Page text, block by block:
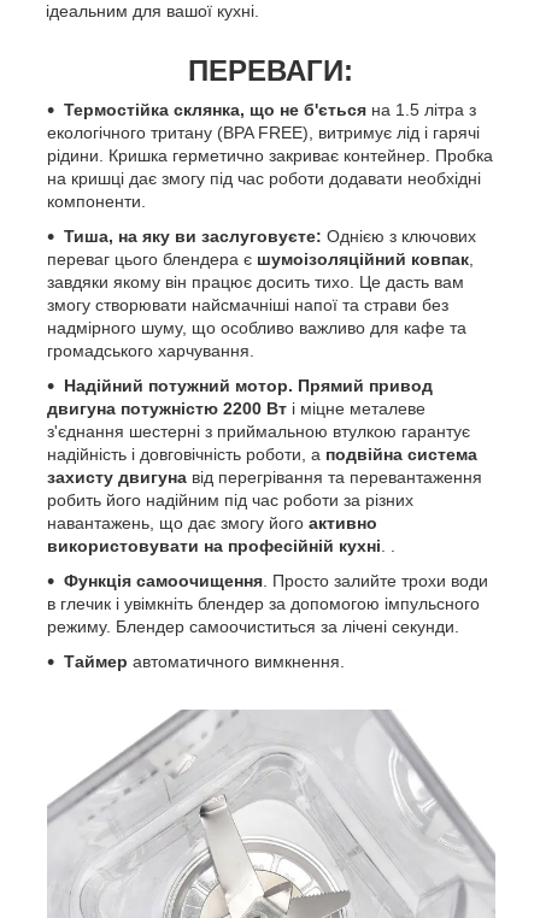
ідеальним для вашої кухні.
ПЕРЕВАГИ:
Термостійка склянка, що не б'ється на 1.5 літра з
екологічного тритану (BPA FREE), витримує лід і гарячі
рідини. Кришка герметично закриває контейнер. Пробка
на кришці дає змогу під час роботи додавати необхідні
компоненти.
Тиша, на яку ви заслуговуєте: Однією з ключових
переваг цього блендера є шумоізоляційний ковпак,
завдяки якому він працює досить тихо. Це дасть вам
змогу створювати найсмачніші напої та страви без
надмірного шуму, що особливо важливо для кафе та
громадського харчування.
Надійний потужний мотор. Прямий привод
двигуна потужністю 2200 Вт і міцне металеве
з'єднання шестерні з приймальною втулкою гарантує
надійність і довговічність роботи, а подвійна система
захисту двигуна від перегрівання та перевантаження
робить його надійним під час роботи за різних
навантажень, що дає змогу його активно
використовувати на професійній кухні. .
Функція самоочищення. Просто залийте трохи води
в глечик і увімкніть блендер за допомогою імпульсного
режиму. Блендер самоочиститься за лічені секунди.
Таймер автоматичного вимкнення.